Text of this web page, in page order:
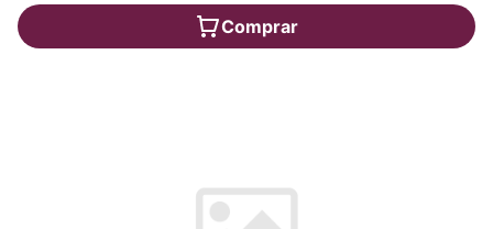
Comprar